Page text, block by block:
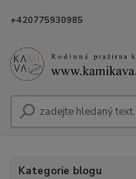
+420775930985
Kategorie blogu